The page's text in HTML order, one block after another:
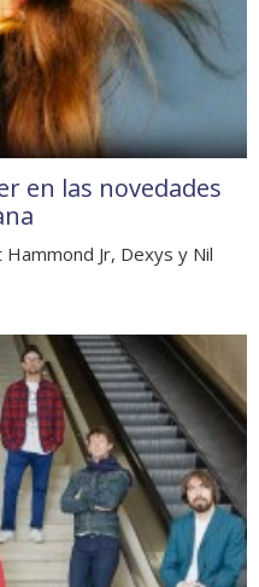
en las novedades
Jr, Dexys y Nil